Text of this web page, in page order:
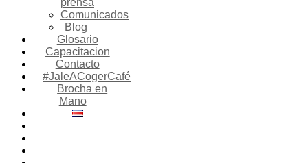
Comunicados
Blog
Glosario
Capacitacion
Contacto
#JaleACogerCafé
Brocha en
Mano